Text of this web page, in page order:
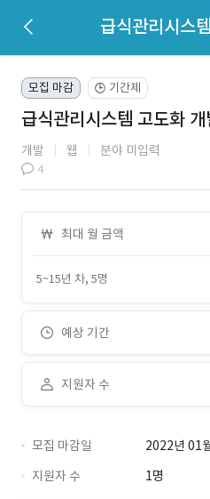
급식관리시스
모집 마감 🕒 기간제
급식관리시스템 고도화 개
개발 웹 분야 미입력
4
최대 월 금액
5~15년 차, 5명
예상 기간
지원자 수
모집 마감일
2022년 01
지원자 수
1명